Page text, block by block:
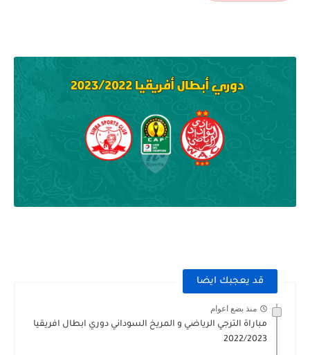
قد يعجبك ايضا
منذ بضع اعوام
مباراة الترجي الرياضي و المريخ السوداني دوري ابطال افريقيا
2022/2023